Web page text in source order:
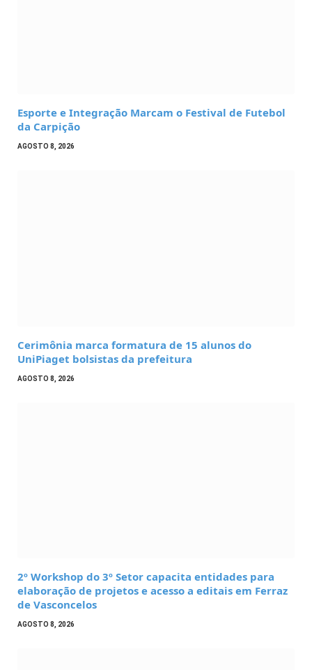
Esporte e Integração Marcam o Festival de Futebol
da Carpição
AGOSTO 8, 2026
Cerimônia marca formatura de 15 alunos do
UniPiaget bolsistas da prefeitura
AGOSTO 8, 2026
2º Workshop do 3º Setor capacita entidades para
elaboração de projetos e acesso a editais em Ferraz
de Vasconcelos
AGOSTO 8, 2026